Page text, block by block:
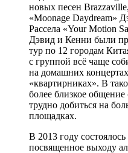
новых песен
«Moonage Daydream»
Рассела «Your Motion
Дэвид и Кенни были
тур по 12 городам
с группой всё чаще
на домашних
«квартирниках». В
более близкое общение
трудно добиться на
площадках.
В 2013 году
посвященное выходу